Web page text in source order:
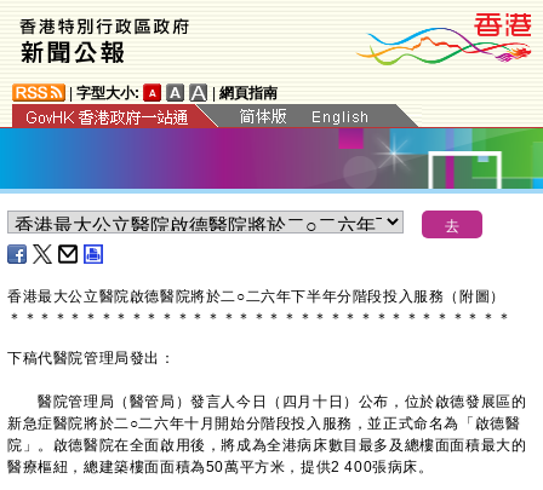
字型大小: 網頁指南
香港最大公立醫院啟德醫院將於二○二六年下半年分階段投入服務（附圖）
＊ ＊ ＊ ＊ ＊ ＊ ＊ ＊ ＊ ＊ ＊ ＊ ＊ ＊ ＊ ＊ ＊ ＊ ＊ ＊ ＊ ＊ ＊ ＊ ＊ ＊ ＊ ＊ ＊ ＊ ＊ ＊ ＊
下稿代​醫院管理局發出：
醫院管理局（醫管局）發言人今日（四月十日）公布，位於啟德發展區的
新急症醫院將於二○二六年十月開始分階段投入服務，並正式命名為「啟德醫
院」。啟德醫院在全面啟用後，將成為全港病床數目最多及總樓面面積最大的
醫療樞紐，總建築樓面面積為50萬平方米，提供2 400張病床。